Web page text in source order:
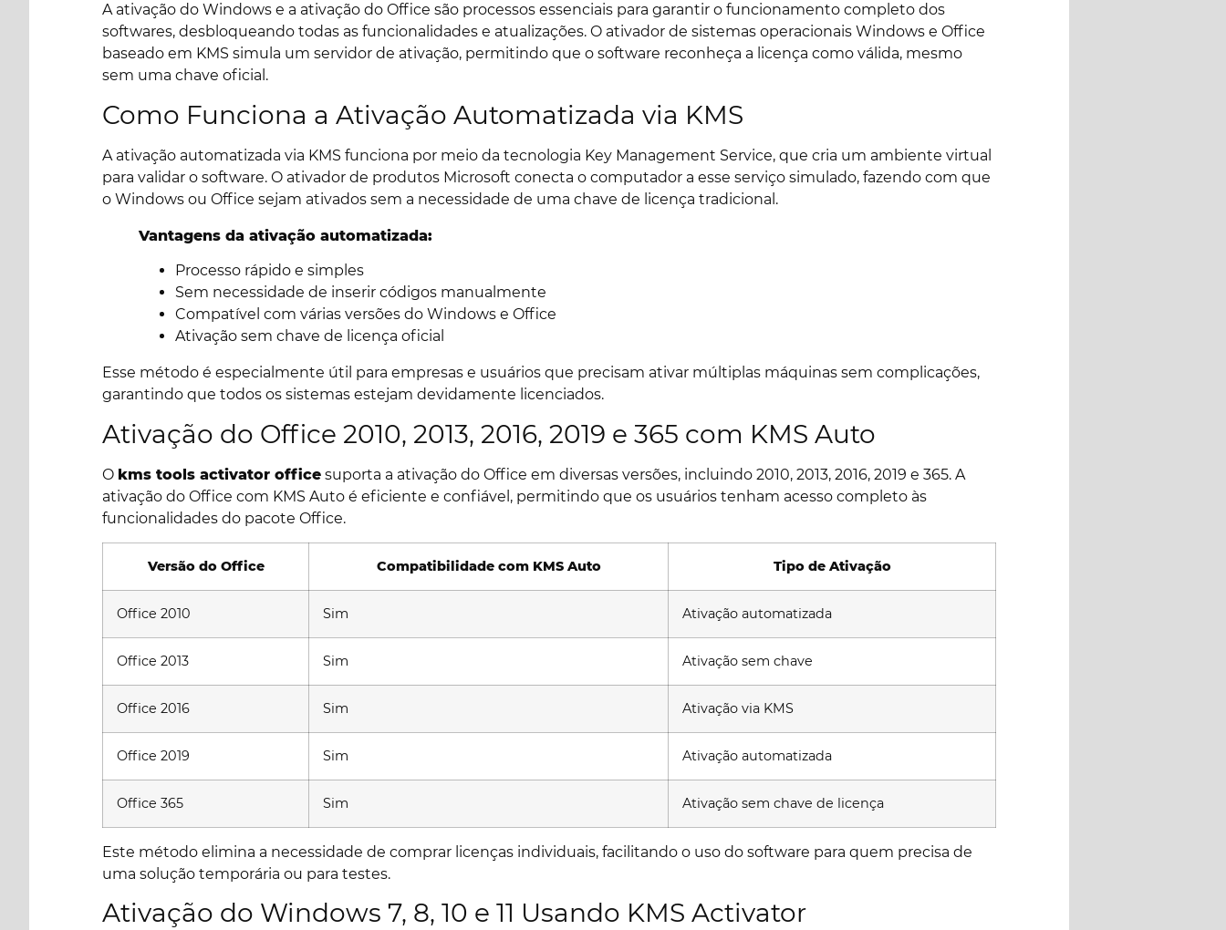
A ativação do Windows e a ativação do Office são processos essenciais para garantir o funcionamento completo dos
softwares, desbloqueando todas as funcionalidades e atualizações. O ativador de sistemas operacionais Windows e Office
baseado em KMS simula um servidor de ativação, permitindo que o software reconheça a licença como válida, mesmo
sem uma chave oficial.
Como Funciona a Ativação Automatizada via KMS
A ativação automatizada via KMS funciona por meio da tecnologia Key Management Service, que cria um ambiente virtual
para validar o software. O ativador de produtos Microsoft conecta o computador a esse serviço simulado, fazendo com que
o Windows ou Office sejam ativados sem a necessidade de uma chave de licença tradicional.
Vantagens da ativação automatizada:
Processo rápido e simples
Sem necessidade de inserir códigos manualmente
Compatível com várias versões do Windows e Office
Ativação sem chave de licença oficial
Esse método é especialmente útil para empresas e usuários que precisam ativar múltiplas máquinas sem complicações,
garantindo que todos os sistemas estejam devidamente licenciados.
Ativação do Office 2010, 2013, 2016, 2019 e 365 com KMS Auto
O kms tools activator office suporta a ativação do Office em diversas versões, incluindo 2010, 2013, 2016, 2019 e 365. A
ativação do Office com KMS Auto é eficiente e confiável, permitindo que os usuários tenham acesso completo às
funcionalidades do pacote Office.
Versão do Office Compatibilidade com KMS Auto Tipo de Ativação
Office 2010 Sim Ativação automatizada
Office 2013 Sim Ativação sem chave
Office 2016 Sim Ativação via KMS
Office 2019 Sim Ativação automatizada
Office 365 Sim Ativação sem chave de licença
Este método elimina a necessidade de comprar licenças individuais, facilitando o uso do software para quem precisa de
uma solução temporária ou para testes.
Ativação do Windows 7, 8, 10 e 11 Usando KMS Activator